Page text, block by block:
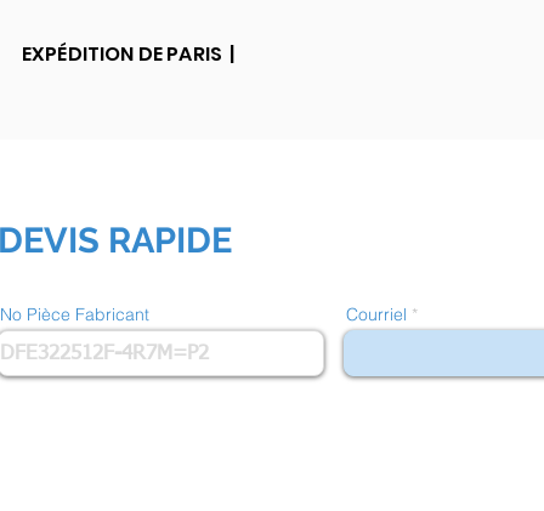
EXPÉDITION DE PARIS |
RAPIDE
No Pièce Fabricant Courriel